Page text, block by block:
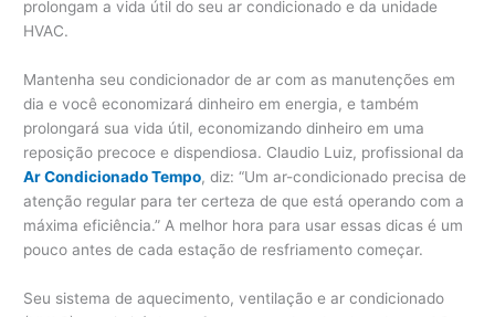
prolongam a vida útil do seu ar condicionado e da unidade
HVAC.
Mantenha seu condicionador de ar com as manutenções em
dia e você economizará dinheiro em energia, e também
prolongará sua vida útil, economizando dinheiro em uma
reposição precoce e dispendiosa. Claudio Luiz, profissional da
Ar Condicionado Tempo, diz: “Um ar-condicionado precisa de
atenção regular para ter certeza de que está operando com a
máxima eficiência.” A melhor hora para usar essas dicas é um
pouco antes de cada estação de resfriamento começar.
Seu sistema de aquecimento, ventilação e ar condicionado